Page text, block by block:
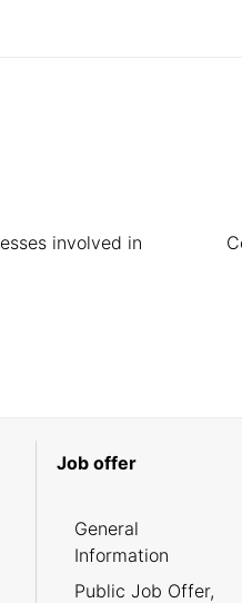
involved in
Job offer
General
Information
Public Job Offer,